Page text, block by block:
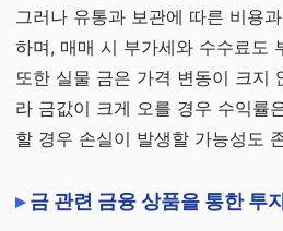
그러나 유통과 보관에 따른 비용
하며, 매매 시 부가세와 수수료도
또한 실물 금은 가격 변동이 크지
라 금값이 크게 오를 경우 수익률
할 경우 손실이 발생할 가능성도
금 관련 금융 상품을 통한 투